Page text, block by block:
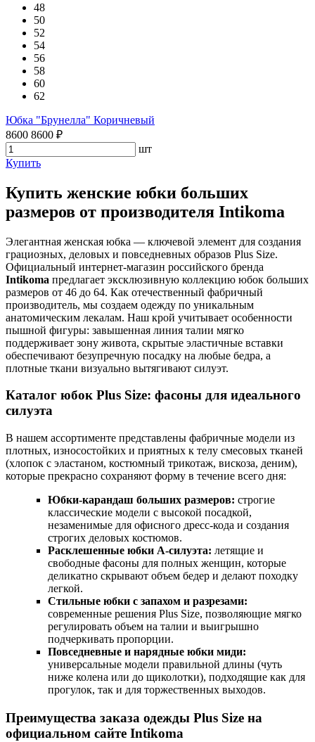
48
50
52
54
56
58
60
62
Юбка "Брунелла" Коричневый
8600 8600 ₽
шт
Купить
Купить женские юбки больших
размеров от производителя Intikoma
Элегантная женская юбка — ключевой элемент для создания
грациозных, деловых и повседневных образов Plus Size.
Официальный интернет-магазин российского бренда
Intikoma предлагает эксклюзивную коллекцию юбок больших
размеров от 46 до 64. Как отечественный фабричный
производитель, мы создаем одежду по уникальным
анатомическим лекалам. Наш крой учитывает особенности
пышной фигуры: завышенная линия талии мягко
поддерживает зону живота, скрытые эластичные вставки
обеспечивают безупречную посадку на любые бедра, а
плотные ткани визуально вытягивают силуэт.
Каталог юбок Plus Size: фасоны для идеального
силуэта
В нашем ассортименте представлены фабричные модели из
плотных, износостойких и приятных к телу смесовых тканей
(хлопок с эластаном, костюмный трикотаж, вискоза, деним),
которые прекрасно сохраняют форму в течение всего дня:
Юбки-карандаш больших размеров: строгие
классические модели с высокой посадкой,
незаменимые для офисного дресс-кода и создания
строгих деловых костюмов.
Расклешенные юбки А-силуэта: летящие и
свободные фасоны для полных женщин, которые
деликатно скрывают объем бедер и делают походку
легкой.
Стильные юбки с запахом и разрезами:
современные решения Plus Size, позволяющие мягко
регулировать объем на талии и выигрышно
подчеркивать пропорции.
Повседневные и нарядные юбки миди:
универсальные модели правильной длины (чуть
ниже колена или до щиколотки), подходящие как для
прогулок, так и для торжественных выходов.
Преимущества заказа одежды Plus Size на
официальном сайте Intikoma